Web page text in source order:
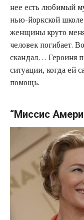
нее есть любимый
нью-йоркской
женщины круто
человек погибает.
скандал… Героиня
ситуации, когда ей
помощь.
“Миссис